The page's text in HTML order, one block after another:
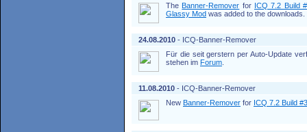
The Banner-Remover for ICQ 7.2 Build
Glassy Mod was added to the downloads.
24.08.2010 - ICQ-Banner-Remover
Für die seit gerstern per Auto-Update
stehen im Forum
11.08.2010 - ICQ-Banner-Remover
New Banner-Remover for ICQ 7.2 Build